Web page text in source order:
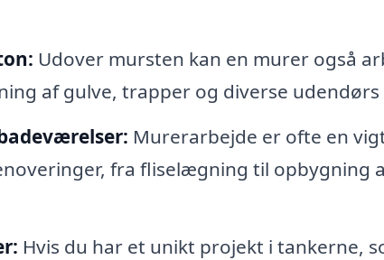
Udover mursten kan en murer også
af gulve, trapper og diverse
Murerarbejde er ofte en
fra fliselægning til opbygning
Hvis du har et unikt projekt i tankerne,